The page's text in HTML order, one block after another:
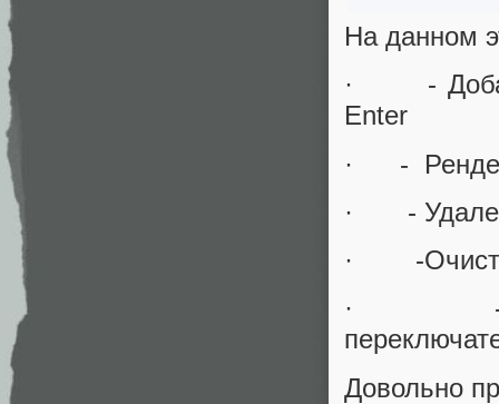
На данном
· -
Enter
· - Рендер
· -
· -
· -
Довольно